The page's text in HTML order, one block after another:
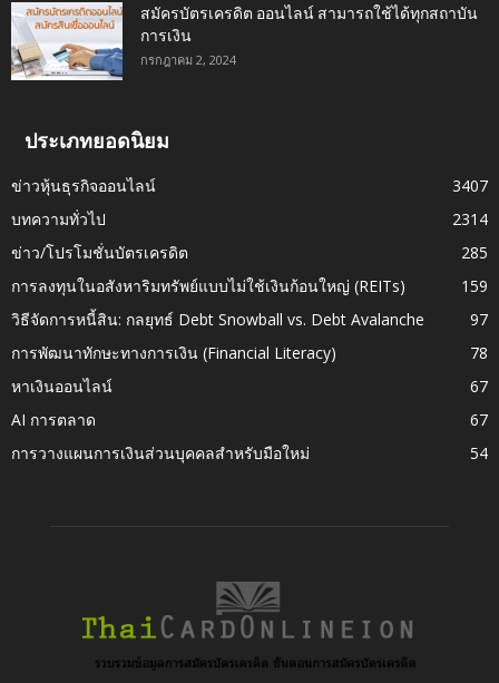
สมัครบัตรเครดิต ออนไลน์ สามารถใช้ได้ทุกสถาบัน
การเงิน
กรกฎาคม 2, 2024
ประเภทยอดนิยม
ข่าวหุ้นธุรกิจออนไลน์
3407
บทความทั่วไป
2314
ข่าว/โปรโมชั่นบัตรเครดิต
285
การลงทุนในอสังหาริมทรัพย์แบบไม่ใช้เงินก้อนใหญ่ (REITs)
159
วิธีจัดการหนี้สิน: กลยุทธ์ Debt Snowball vs. Debt Avalanche
97
การพัฒนาทักษะทางการเงิน (Financial Literacy)
78
หาเงินออนไลน์
67
AI การตลาด
67
การวางแผนการเงินส่วนบุคคลสำหรับมือใหม่
54